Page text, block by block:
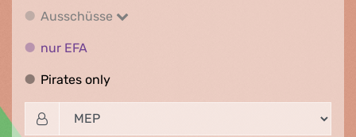
Ausschüsse
Ausschüsse
nur EFA
Pirates onlyPirates only